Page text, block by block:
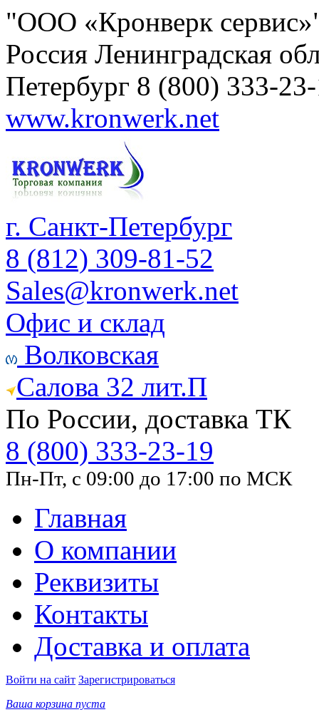
"ООО «Кронверк
Россия Ленинградская
Петербург 8 (800) 333-
www.kronwerk.net
г. Санкт-Петербург
8 (812) 309-81-52
Sales@kronwerk.net
Офис и склад
Волковская
Салова 32 лит.П
По России, доставка ТК
8 (800) 333-23-19
Пн-Пт, с 09:00 до 17:00 по МСК
Главная
О компании
Реквизиты
Контакты
Доставка и оплата
Войти на сайт Зарегистрироваться
Ваша корзина пуста